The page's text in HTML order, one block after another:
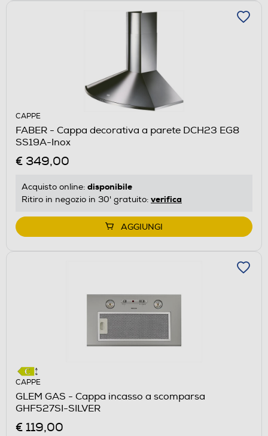
CAPPE
FABER - Cappa decorativa a parete DCH23 EG8
SS19A-Inox
€ 349,00
Acquisto online: disponibile
Ritiro in negozio in 30' gratuito: verifica
AGGIUNGI
CAPPE
GLEM GAS - Cappa incasso a scomparsa
GHF527SI-SILVER
€ 119,00